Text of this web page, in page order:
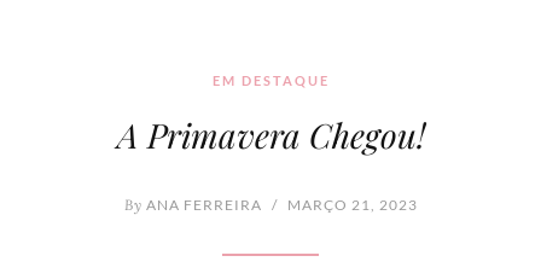
EM DESTAQUE
A Primavera Chegou!
By ANA FERREIRA / MARÇO 21, 2023